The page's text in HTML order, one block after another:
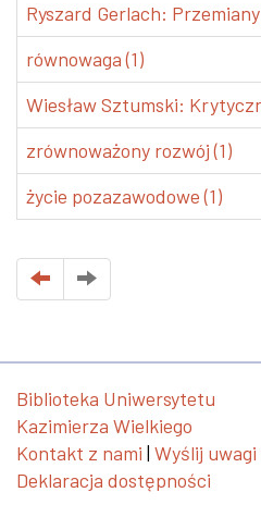
Ryszard Gerlach:
równowaga (1)
Wiesław Sztumski:
zrównoważony rozwój (1)
życie pozazawodowe (1)
Biblioteka Uniwersytetu
Kazimierza Wielkiego
Kontakt z nami | Wyślij uwagi
Deklaracja dostępności